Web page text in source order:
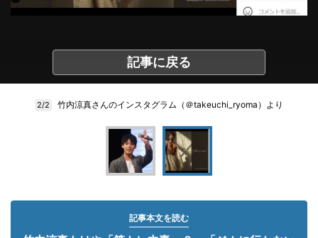
記事に戻る
2/2 竹内涼真さんのインスタグラム（＠takeuchi_ryoma）より
記事本文を読む